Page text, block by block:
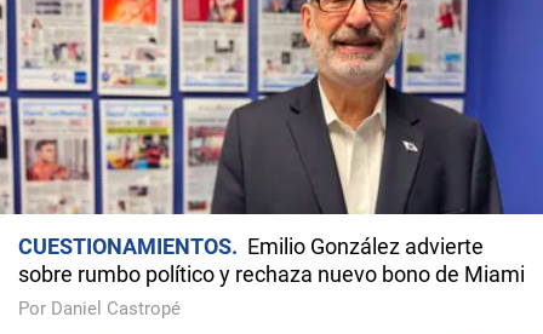
CUESTIONAMIENTOS
Emilio González advierte
sobre rumbo político y rechaza nuevo bono de Miami
Por Daniel Castropé